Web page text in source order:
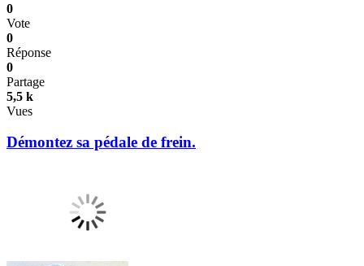
0
Vote
0
Réponse
0
Partage
5,5 k
Vues
Démontez sa pédale de frein.